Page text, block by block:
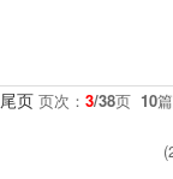
尾页 页次： 3/38页 10